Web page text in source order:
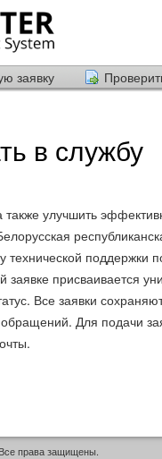
заявку
в службу
улучшить
поддержки
присваивается
Все заявки
Для подачи
права защищены.